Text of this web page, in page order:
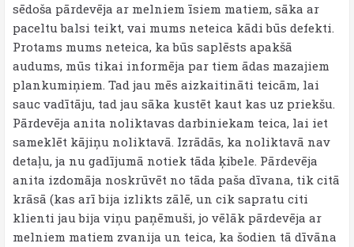
sēdoša pārdevēja ar melniem īsiem matiem, sāka ar
paceltu balsi teikt, vai mums neteica kādi būs defekti.
Protams mums neteica, ka būs saplēsts apakšā
audums, mūs tikai informēja par tiem ādas mazajiem
plankumiņiem. Tad jau mēs aizkaitināti teicām, lai
sauc vadītāju, tad jau sāka kustēt kaut kas uz priekšu.
Pārdevēja anita noliktavas darbiniekam teica, lai iet
sameklēt kājiņu noliktavā. Izrādās, ka noliktavā nav
detaļu, ja nu gadījumā notiek tāda ķibele. Pārdevēja
anita izdomāja noskrūvēt no tāda paša dīvana, tik citā
krāsā (kas arī bija izlikts zālē, un cik sapratu citi
klienti jau bija viņu paņēmuši, jo vēlāk pārdevēja ar
melniem matiem zvanija un teica, ka šodien tā dīvāna